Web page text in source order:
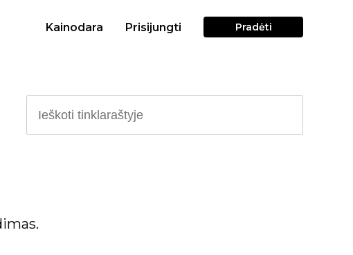
Kainodara Prisijungti Pradėti